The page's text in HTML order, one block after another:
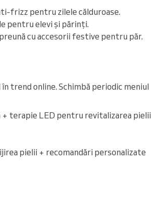
frizz pentru zilele călduroase.
pentru elevi și părinți.
cu accesorii festive pentru păr.
trend online. Schimbă periodic meniul
terapie LED pentru revitalizarea pielii
pielii + recomandări personalizate